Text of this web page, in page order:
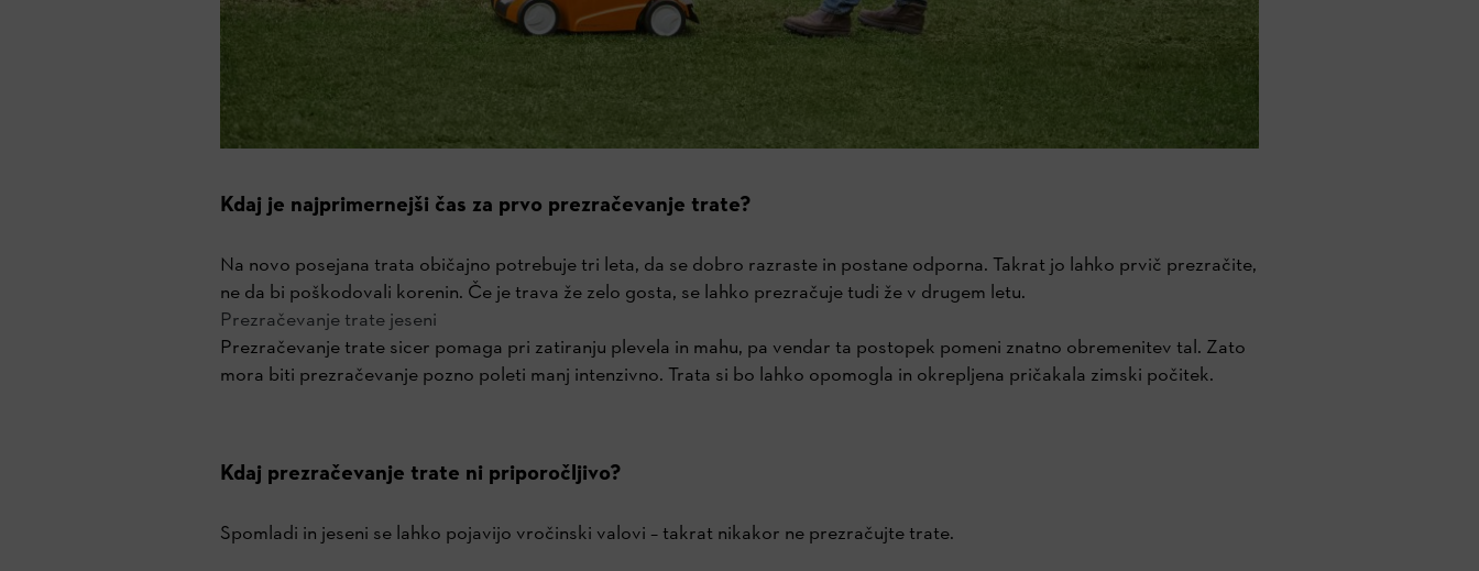
Kdaj je najprimernejši čas za prvo prezračevanje trate?
Na novo posejana trata običajno potrebuje tri leta, da se dobro razraste in postane odporna. Takrat jo lahko prvič prezračite,
ne da bi poškodovali korenin. Če je trava že zelo gosta, se lahko prezračuje tudi že v drugem letu.
Prezračevanje trate jeseni
Prezračevanje trate sicer pomaga pri zatiranju plevela in mahu, pa vendar ta postopek pomeni znatno obremenitev tal. Zato
mora biti prezračevanje pozno poleti manj intenzivno. Trata si bo lahko opomogla in okrepljena pričakala zimski počitek.
Kdaj prezračevanje trate ni priporočljivo?
Spomladi in jeseni se lahko pojavijo vročinski valovi – takrat nikakor ne prezračujte trate.